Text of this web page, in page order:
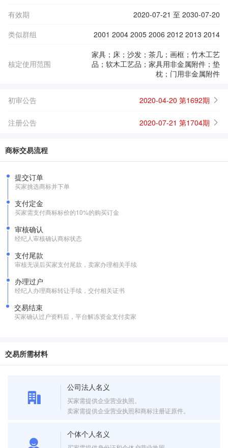
有效期
2020-07-21 至 2030-07-20
类似群组
2001 2004 2005 2006 2012 2013 2014
核定使用范围
家具；床；沙发；茶几；画框；竹木工艺
品；软木工艺品；家具用非金属附件；垫
枕；门用非金属附件
初审公告 2020-04-20 第1692期
注册公告 2020-07-21 第1704期
商标交易流程
提交订单
买家挑选商标并下单
支付定金
买家需支付商标标价的10%的购买订金
审核确认
经纪人审核确认商标状态
支付尾款
审核无误后买家支付尾款，卖家办理相关手续
办理过户
经纪人办理商标转让手续，交付相关证书
交易结束
买家确认过户资料后，平台解冻资金支付卖家
交易所需材料
公司法人名义
买家需提供企业营业执照。
卖家需提供企业营业执照和商标注册证原件。
个体个人名义